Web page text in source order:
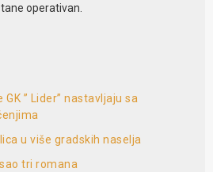
operativan.
” Lider” nastavljaju sa
u više gradskih naselja
tri romana